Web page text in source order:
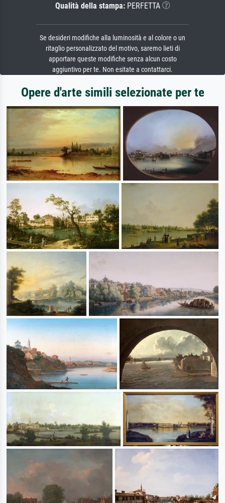
Qualità della stampa:PERFETTA
Se desideri modifiche alla luminosità e al colore o un
ritaglio personalizzato del motivo, saremo lieti di
apportare queste modifiche senza alcun costo
aggiuntivo per te. Non esitate a contattarci.
Opere d'arte simili selezionate per te